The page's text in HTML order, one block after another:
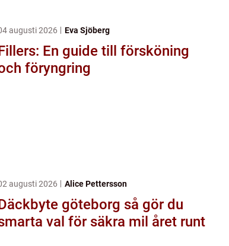
augusti 2026 Eva Sjöberg
En guide till försköning
föryngring
augusti 2026 Alice Pettersson
göteborg så gör du
val för säkra mil året runt